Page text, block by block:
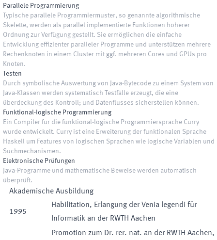
Parallele Programmierung
Typische parallele Programmiermuster, so genannte algorithmische
Skelette, werden als parallel implementierte Funktionen höherer
Ordnung zur Verfügung gestellt. Sie ermöglichen die einfache
Entwicklung effizienter paralleler Programme und unterstützen mehrere
Rechenknoten in einem Cluster mit ggf. mehreren Cores und GPUs pro
Knoten.
Testen
Durch symbolische Auswertung von Java-Bytecode zu einem System von
Java-Klassen werden systematisch Testfälle erzeugt, die eine
überdeckung des Kontroll; und Datenflusses sicherstellen können.
Funktional-logische Programmierung
Ein Compiler für die funktional-logische Programmiersprache Curry
wurde entwickelt. Curry ist eine Erweiterung der funktionalen Sprache
Haskell um Features von logischen Sprachen wie logische Variablen und
Suchmechanismen.
Elektronische Prüfungen
Java-Programme und mathematische Beweise werden automatisch
überprüft.
Akademische Ausbildung
1995
Habilitation, Erlangung der Venia legendi für
Informatik an der RWTH Aachen
Promotion zum Dr. rer. nat. an der RWTH Aachen,